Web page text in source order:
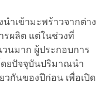
ำเข้ามะพร้าวจากต่าง
รผลิต แต่ในช่วงที่
นมาก ผู้ประกอบการ
ยปัจจุบันปริมาณนำ
วกันของปีก่อน เพื่อเปิด